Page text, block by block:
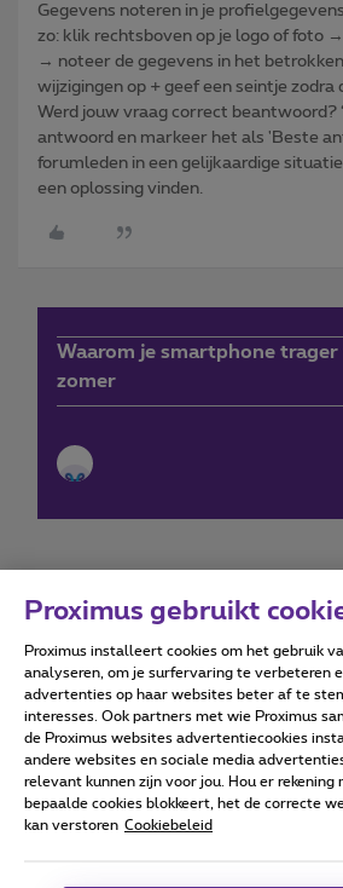
Gegevens noteren in je
zo: klik rechtsboven op je logo of foto
→ noteer de gegevens in het
wijzigingen op + geef een seintje
Werd jouw vraag correct beantwoord?
antwoord en markeer het als 'Beste
forumleden in een gelijkaardige
een oplossing vinden.
Waarom je smartphone
zomer
Forumvoorwaarden
Alle rechten voorbehouden. ©
Algemene voorwaarden,
Proximus gebruikt
Proximus installeert cookies om het gebruik
analyseren, om je surfervaring te verbeteren
advertenties op haar websites beter af te
interesses. Ook partners met wie Proximus
de Proximus websites advertentiecookies
andere websites en sociale media
relevant kunnen zijn voor jou. Hou er rekening
bepaalde cookies blokkeert, het de correcte
kan verstoren Cookiebeleid